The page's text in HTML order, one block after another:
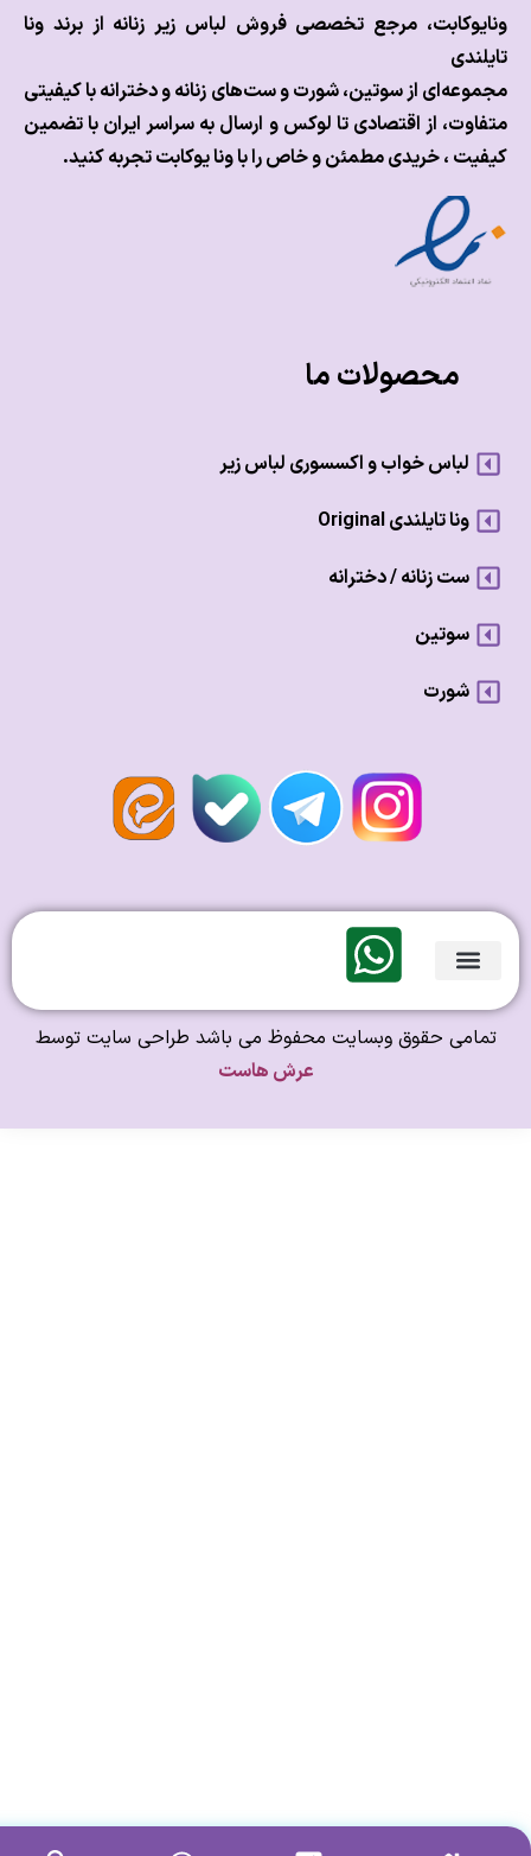
مرجع تخصصی فروش لباس زیر زنانه از برند ونا
از سوتین، شورت و ست‌های زنانه و دخترانه با کیفیتی
از اقتصادی تا لوکس وارسال به سراسر ایران با تضمین
، خریدی مطمئن و خاص را با ونا یوکابت تجربه کنید.
محصولات ما
لباس خواب و اکسسوری لباس زیر
ونا تایلندی Original
ست زنانه / دخترانه
سوتین
شورت
حقوق وبسایت محفوظ می باشد طراحی سایت توسط
عرش هاست